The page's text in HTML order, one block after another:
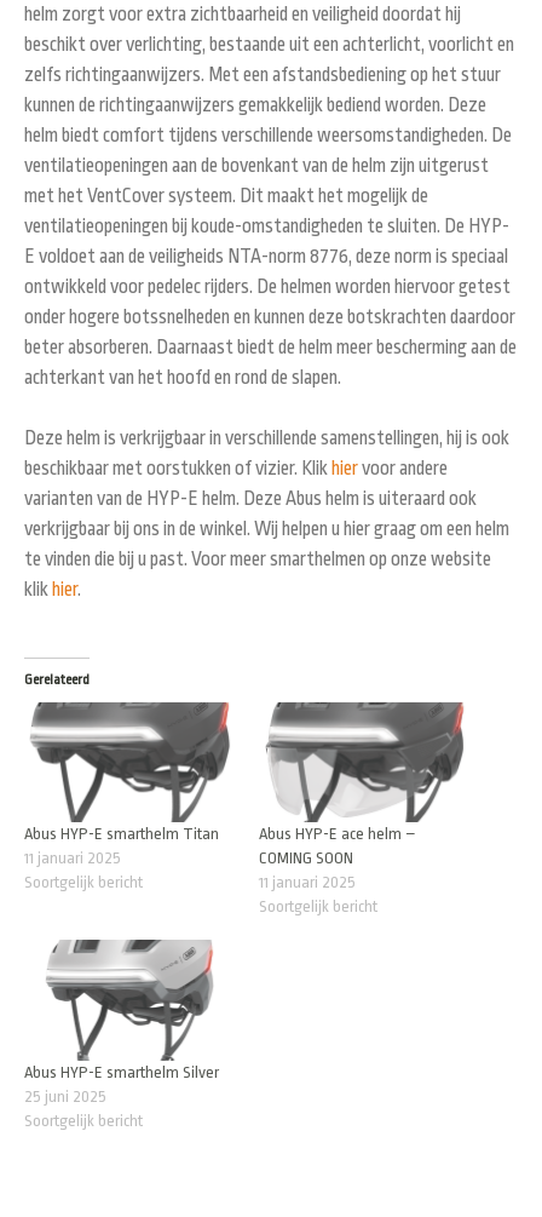
helm zorgt voor extra zichtbaarheid en veiligheid doordat hij
beschikt over verlichting, bestaande uit een achterlicht, voorlicht en
zelfs richtingaanwijzers. Met een afstandsbediening op het stuur
kunnen de richtingaanwijzers gemakkelijk bediend worden. Deze
helm biedt comfort tijdens verschillende weersomstandigheden. De
ventilatieopeningen aan de bovenkant van de helm zijn uitgerust
met het VentCover systeem. Dit maakt het mogelijk de
ventilatieopeningen bij koude-omstandigheden te sluiten. De HYP-
E voldoet aan de veiligheids NTA-norm 8776, deze norm is speciaal
ontwikkeld voor pedelec rijders. De helmen worden hiervoor getest
onder hogere botssnelheden en kunnen deze botskrachten daardoor
beter absorberen. Daarnaast biedt de helm meer bescherming aan de
achterkant van het hoofd en rond de slapen.
Deze helm is verkrijgbaar in verschillende samenstellingen, hij is ook
beschikbaar met oorstukken of vizier. Klik hiervoor andere
varianten van de HYP-E helm. Deze Abus helm is uiteraard ook
verkrijgbaar bij ons in de winkel. Wij helpen u hier graag om een helm
te vinden die bij u past. Voor meer smarthelmen op onze website
klik hier.
Gerelateerd
Abus HYP-E smarthelm Titan
11 januari 2025
Soortgelijk bericht
Abus HYP-E ace helm –
COMING SOON
11 januari 2025
Soortgelijk bericht
Abus HYP-E smarthelm Silver
25 juni 2025
Soortgelijk bericht